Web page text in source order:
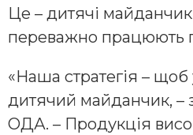
Це – дитячі
переважно працюють
«Наша стратегія –
дитячий майданчик, –
ОДА. – Продукція